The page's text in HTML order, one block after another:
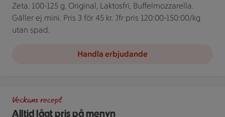
Zeta. 100-125 g. Original, Laktosfri, Buffelmozzarella.
Gäller ej mini. Pris 3 för 45 kr. Jfr pris 120:00-150:00/kg
utan spad.
Handla erbjudande
Alltid lågt pris på menyn
Veckans recept